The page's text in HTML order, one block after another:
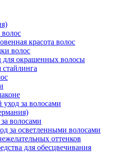
красота волос
волос
для окрашенных волосы
стайлинга
за волосами
волосами
за осветленными волосами
оттенков
для обесцвечивания